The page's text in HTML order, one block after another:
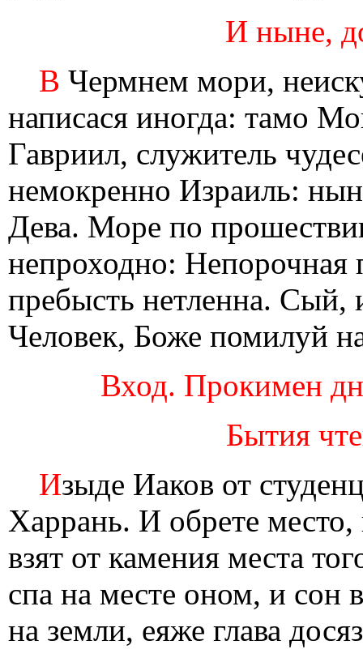
И ныне,
В Чермнем мори,
написася иногда: тамо
Гавриил, служитель
немокренно Израиль:
Дева. Море по
непроходно: Непорочная
пребысть нетленна. Сый,
Человек, Боже помилуй
Вход. Прокимен
Бытия
Изыде Иаков от
Харрань. И обрете
взят от камения места
спа на месте оном, и сон
на земли, eяже глава